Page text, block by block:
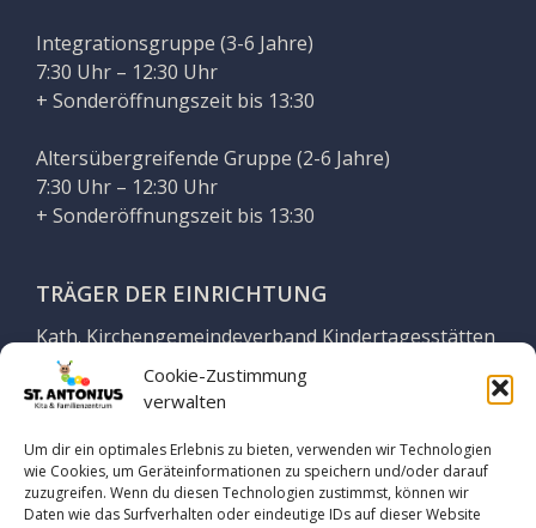
Cookie-Zustimmung
verwalten
Um dir ein optimales Erlebnis zu bieten, verwenden wir Technologien
wie Cookies, um Geräteinformationen zu speichern und/oder darauf
zuzugreifen. Wenn du diesen Technologien zustimmst, können wir
Daten wie das Surfverhalten oder eindeutige IDs auf dieser Website
Integrationsgruppe (3-6 Jahre)
7:30 Uhr – 12:30 Uhr
+ Sonderöffnungszeit bis 13:30
Altersübergreifende Gruppe (2-6 Jahre)
7:30 Uhr – 12:30 Uhr
+ Sonderöffnungszeit bis 13:30
TRÄGER DER EINRICHTUNG
Kath. Kirchengemeindeverband Kindertagesstätten
Georgsmarienhütte
Yvonne Stuckenberg
Auf dem Thie 7